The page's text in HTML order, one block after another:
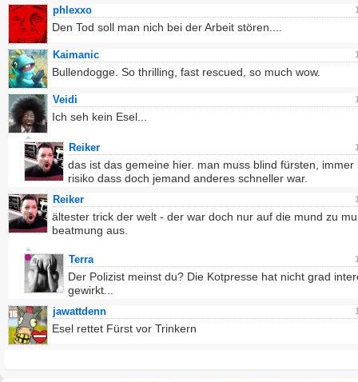
phlexxo
Den Tod soll man nich bei der Arbeit stören....
Kaimanic
Bullendogge. So thrilling, fast rescued, so much wow.
Veidi
Ich seh kein Esel...
Reiker
das ist das gemeine hier. man muss blind fürsten, immer
risiko dass doch jemand anderes schneller war.
Reiker
ältester trick der welt - der war doch nur auf die mund zu
beatmung aus.
Terra
Der Polizist meinst du? Die Kotpresse hat nicht grad
gewirkt...
jawattdenn
Esel rettet Fürst vor Trinkern